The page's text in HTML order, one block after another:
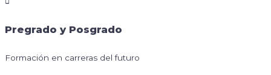
Pregrado y Posgrado
Formación en carreras del futuro